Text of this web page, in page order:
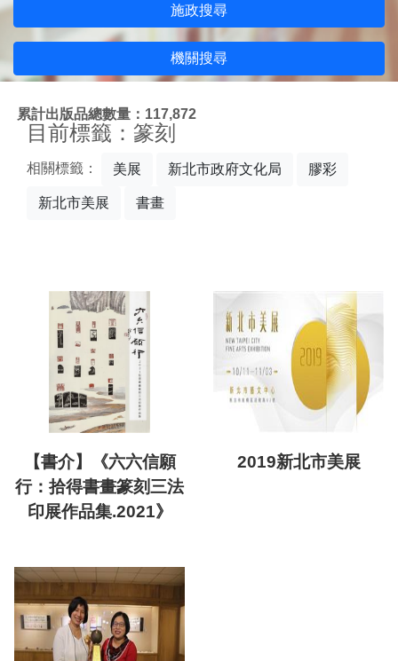
施政搜尋
機關搜尋
累計出版品總數量：117,872
目前標籤：篆刻
相關標籤： 美展 新北市政府文化局 膠彩
新北市美展 書畫
【書介】《六六信願
行：拾得書畫篆刻三法
印展作品集.2021》
2019新北市美展